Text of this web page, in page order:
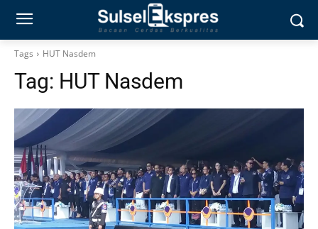
Tags HUT Nasdem
Tag: HUT Nasdem